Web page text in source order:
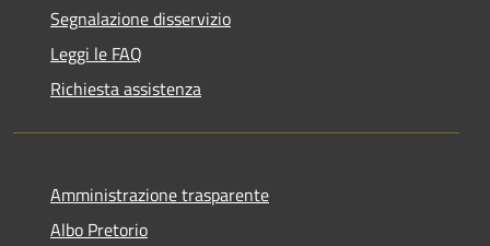
Segnalazione disservizio
Leggi le FAQ
Richiesta assistenza
Amministrazione trasparente
Albo Pretorio